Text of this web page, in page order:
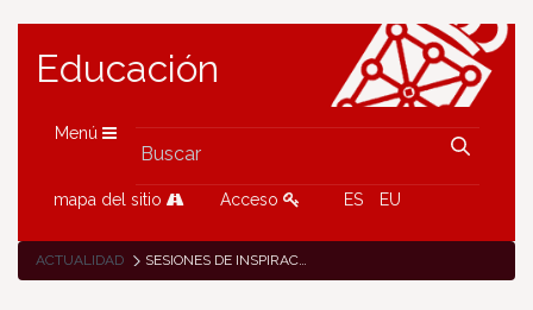
Educación
Menú
mapa del sitio Acceso ES EU
ACTUALIDAD SESIONES DE INSPIRACIÓN EDUCATIVAS